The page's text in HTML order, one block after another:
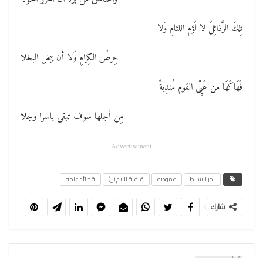
تِلكَ الرَّذائِلُ لا لُؤم اللئامِ وَلا
حِرصُ الكِرامِ وَلا أَن يبخل البخلا
فَهَاكَهَا من عَيِّى القوم مُندِيةً
مِن أجلها سوف تبقى باسرا وجلا
- Advertisement -
بحر البسيط عموديه قافية اللام (ل) قصائد عامه
شارك